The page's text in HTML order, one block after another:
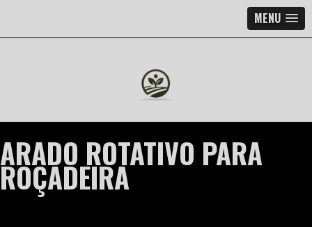
MENU
ARADO ROTATIVO PARA
ROÇADEIRA